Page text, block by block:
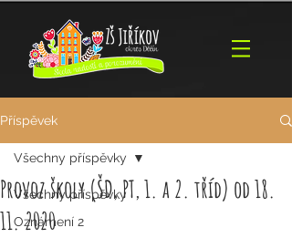
Příspěvek
Všechny příspěvky
Oznámení 2
Všechny příspěvky
Provoz školy (ŠD, PT, 1. a 2. tříd) od 18.
11. 2020